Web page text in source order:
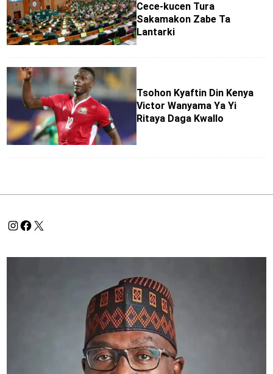
Cece-kucen Tura
Sakamakon Zabe Ta
Lantarki
Tsohon Kyaftin Din Kenya
Victor Wanyama Ya Yi
Ritaya Daga Kwallo